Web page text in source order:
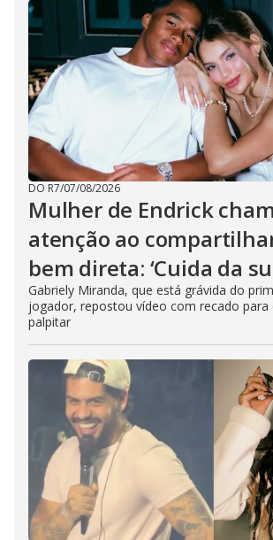
DO R7/07/08/2026
Mulher de Endrick
atenção ao
bem direta: ‘Cuida da
Gabriely Miranda, que está grávida do
jogador, repostou vídeo com recado para
palpitar